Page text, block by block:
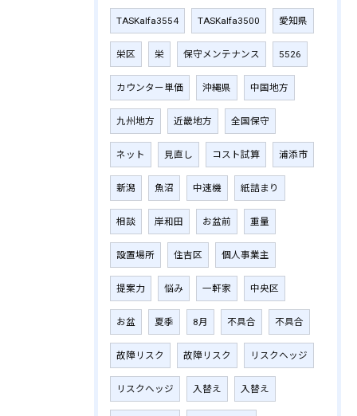
TASKalfa3554 TASKalfa3500 愛知県
栄区 栄 保守メンテナンス 5526
カウンター単価 沖縄県 中国地方
九州地方 近畿地方 全国保守
ネット 見直し コスト試算 浦添市
新潟 魚沼 中速機 紙詰まり
相談 岸和田 お盆前 重量
設置場所 住吉区 個人事業主
提案力 悩み 一軒家 中央区
お盆 夏季 8月 不具合 不具合
故障リスク 故障リスク リスクヘッジ
リスクヘッジ 入替え 入替え